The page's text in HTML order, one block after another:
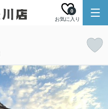
お気に入り
0